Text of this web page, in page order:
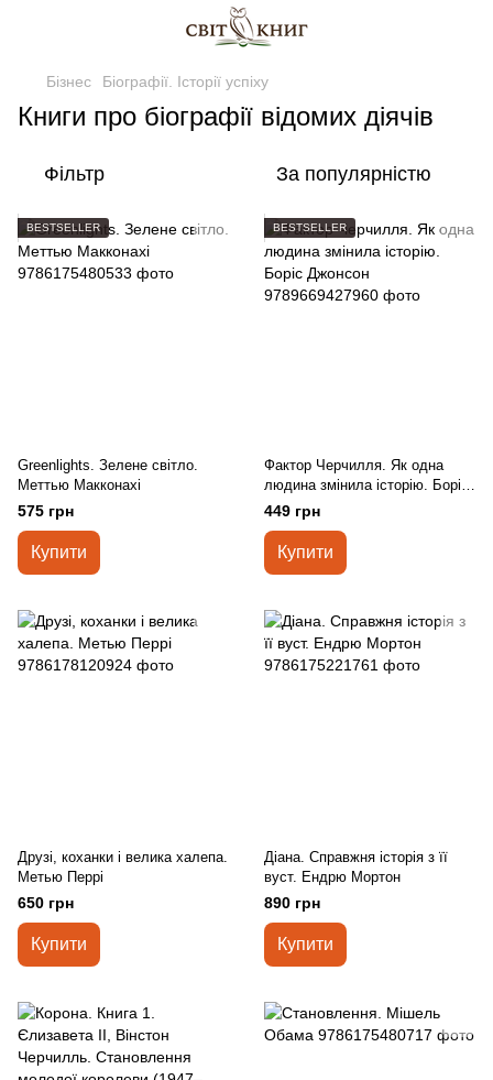
Бізнес Біографії. Історії успіху
Книги про біографії відомих діячів
Фільтр За популярністю
BESTSELLER
Greenlights. Зелене світло.
Меттью Макконахі
575 грн
Купити
BESTSELLER
Фактор Черчилля. Як одна
людина змінила історію. Боріс
Джонсон
449 грн
Купити
Друзі, коханки і велика халепа.
Метью Перрі
650 грн
Купити
Діана. Справжня історія з її
вуст. Ендрю Мортон
890 грн
Купити